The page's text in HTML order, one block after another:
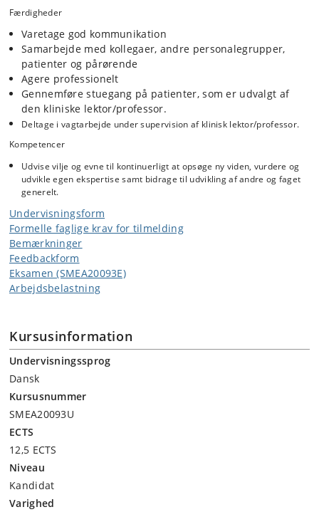
Færdigheder
Varetage god kommunikation
Samarbejde med kollegaer, andre personalegrupper,
patienter og pårørende
Agere professionelt
Gennemføre stuegang på patienter, som er udvalgt af
den kliniske lektor/professor.
Deltage i vagtarbejde under supervision af klinisk lektor/professor.
Kompetencer
Udvise vilje og evne til kontinuerligt at opsøge ny viden, vurdere og
udvikle egen ekspertise samt bidrage til udvikling af andre og faget
generelt.
Undervisningsform
Formelle faglige krav for tilmelding
Bemærkninger
Feedbackform
Eksamen (SMEA20093E)
Arbejdsbelastning
Kursusinformation
Undervisningssprog
Dansk
Kursusnummer
SMEA20093U
ECTS
12,5 ECTS
Niveau
Kandidat
Varighed